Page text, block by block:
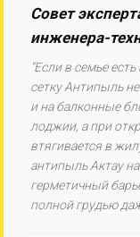
Совет
инженера-
"Если в семье
сетку Антипыль
и на балконные
лоджии, а при
втягивается в
антипыль Актау
герметичный
полной грудью